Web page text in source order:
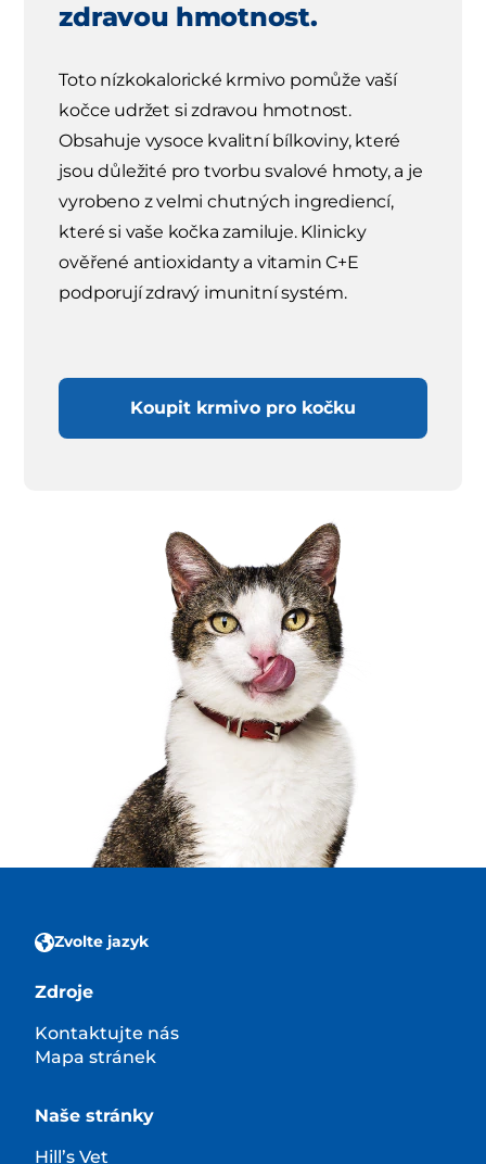
zdravou hmotnost.
Toto nízkokalorické krmivo pomůže vaší
kočce udržet si zdravou hmotnost.
Obsahuje vysoce kvalitní bílkoviny, které
jsou důležité pro tvorbu svalové hmoty, a je
vyrobeno z velmi chutných ingrediencí,
které si vaše kočka zamiluje. Klinicky
ověřené antioxidanty a vitamin C+E
podporují zdravý imunitní systém.
Koupit krmivo pro kočku
Zvolte jazyk
Zdroje
Kontaktujte nás
Mapa stránek
Naše stránky
Hill’s Vet